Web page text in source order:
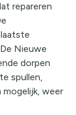
repareren
Nieuwe
dorpen
spullen,
mogelijk, weer